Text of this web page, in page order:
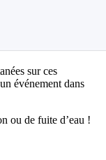
sur ces
événement dans
ou de fuite d’eau !